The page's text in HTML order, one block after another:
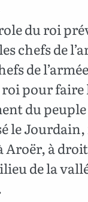
du roi
chefs de
de
roi pour faire
du peuple
le
Aroër, à
de la